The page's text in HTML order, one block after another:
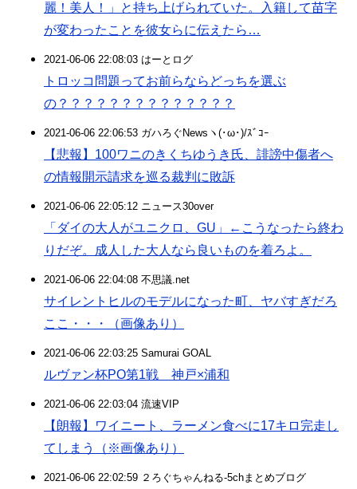
麗！美人！」と持ち上げられていた。入籍して苗字
が変わったことを彼女らに伝えたら…
2021-06-06 22:08:03 はーとログ
トロッコ問題ってお前らならどっちを選ぶ
の？？？？？？？？？？？？？？
2021-06-06 22:06:53 ガハろぐNewsヽ(･ω･)/ｽﾞｺｰ
【悲報】100ワニのきくちゆうき氏、誹謗中傷者へ
の情報開示請求を巡る裁判に敗訴
2021-06-06 22:05:12 ニュース30over
「ダイの大人がユニクロ、GU」←こうなったら終わ
りだぞ。成人した大人なら良いものを着ろよ。
2021-06-06 22:04:08 不思議.net
サイレントヒルのモデルになった町、ヤバすぎだろ
ここ・・・（画像あり）
2021-06-06 22:03:25 Samurai GOAL
ルヴァン杯PO第1戦 神戸×浦和
2021-06-06 22:03:04 流速VIP
【朗報】ワイニート、ラーメン食べに17キロ完走し
てしまう（※画像あり）
2021-06-06 22:02:59 ２ろぐちゃんねる-5chまとめブログ